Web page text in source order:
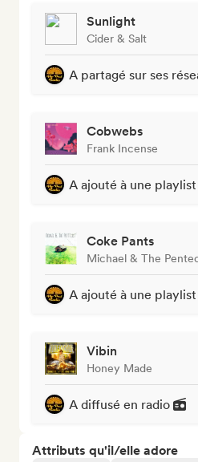
Sunlight
Cider & Salt
A partagé sur ses
Cobwebs
Frank Incense
A ajouté à une playlist
Coke Pants
Michael & The
A ajouté à une playlist
Vibin
Honey Made
A diffusé en radio
Attributs qu'il/elle adore